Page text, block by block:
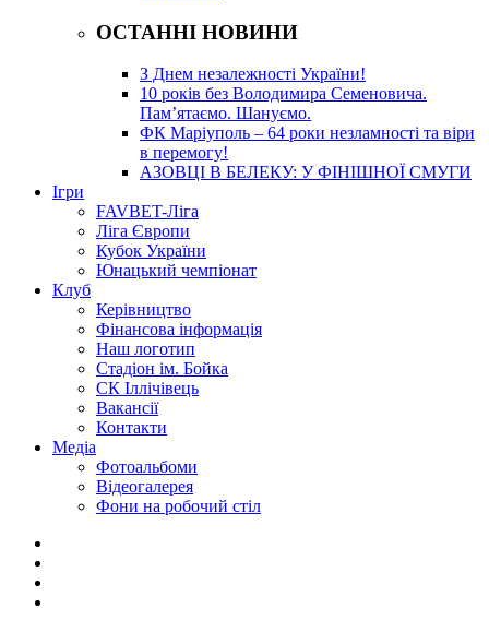
ОСТАННІ НОВИНИ
З Днем незалежності України!
10 років без Володимира Семеновича.
Пам’ятаємо. Шануємо.
ФК Маріуполь – 64 роки незламності та віри
в перемогу!
АЗОВЦІ В БЕЛЕКУ: У ФІНІШНОЇ СМУГИ
Ігри
FAVBET-Ліга
Ліга Європи
Кубок України
Юнацький чемпіонат
Клуб
Керівництво
Фінансова інформація
Наш логотип
Стадіон ім. Бойка
СК Іллічівець
Вакансії
Контакти
Медіа
Фотоальбоми
Відеогалерея
Фони на робочий стіл